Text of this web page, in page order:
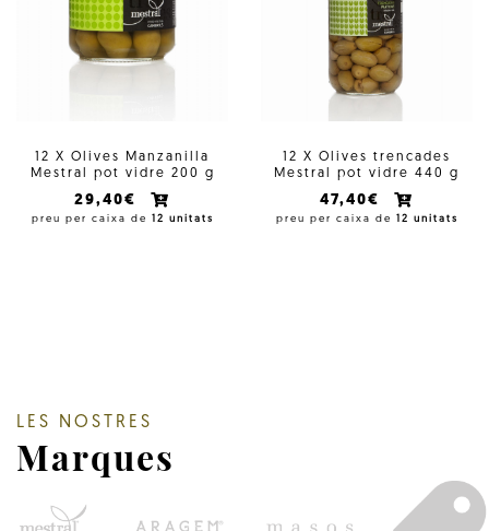
12 X Olives Manzanilla
Mestral pot vidre 200 g
29,40€
preu per caixa de 12 unitats
12 X Olives trencades
Mestral pot vidre 440 g
47,40€
preu per caixa de 12 unitats
LES NOSTRES
Marques